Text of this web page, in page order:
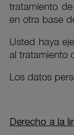
tratamiento
en otra base
Usted haya
al tratamiento
Los datos
Derecho a la